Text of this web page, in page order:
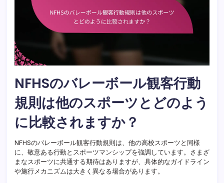
NFHSのバレーボール観客行動
規則は他のスポーツとどのよう
に比較されますか？
NFHSのバレーボール観客行動規則は、他の高校スポーツと同様
に、敬意ある行動とスポーツマンシップを強調しています。さまざ
まなスポーツに共通する期待はありますが、具体的なガイドライン
や施行メカニズムは大きく異なる場合があります。